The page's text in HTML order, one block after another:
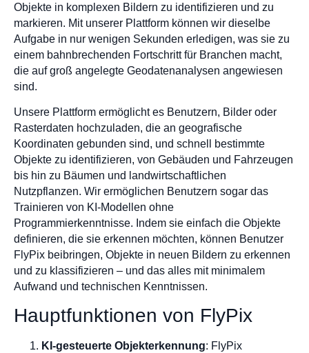
Objekte in komplexen Bildern zu identifizieren und zu
markieren. Mit unserer Plattform können wir dieselbe
Aufgabe in nur wenigen Sekunden erledigen, was sie zu
einem bahnbrechenden Fortschritt für Branchen macht,
die auf groß angelegte Geodatenanalysen angewiesen
sind.
Unsere Plattform ermöglicht es Benutzern, Bilder oder
Rasterdaten hochzuladen, die an geografische
Koordinaten gebunden sind, und schnell bestimmte
Objekte zu identifizieren, von Gebäuden und Fahrzeugen
bis hin zu Bäumen und landwirtschaftlichen
Nutzpflanzen. Wir ermöglichen Benutzern sogar das
Trainieren von KI-Modellen ohne
Programmierkenntnisse. Indem sie einfach die Objekte
definieren, die sie erkennen möchten, können Benutzer
FlyPix beibringen, Objekte in neuen Bildern zu erkennen
und zu klassifizieren – und das alles mit minimalem
Aufwand und technischen Kenntnissen.
Hauptfunktionen von FlyPix
KI-gesteuerte Objekterkennung: FlyPix